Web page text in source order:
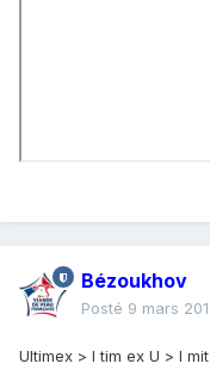
Bézoukhov
Posté 9 mars
Ultimex > l tim ex U > l